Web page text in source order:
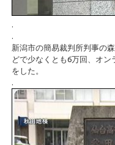
.
.
新潟市の簡易裁判所判事の
どで少なくとも6万回、オ
をした。
.